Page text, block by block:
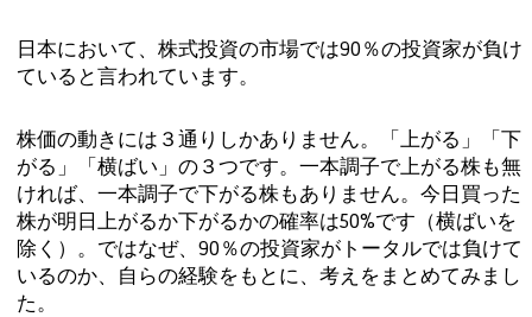
日本において、株式投資の市場では90％の投資家が負け
ていると言われています。
株価の動きには３通りしかありません。「上がる」「下
がる」「横ばい」の３つです。一本調子で上がる株も無
ければ、一本調子で下がる株もありません。今日買った
株が明日上がるか下がるかの確率は50%です（横ばいを
除く）。ではなぜ、90％の投資家がトータルでは負けて
いるのか、自らの経験をもとに、考えをまとめてみまし
た。